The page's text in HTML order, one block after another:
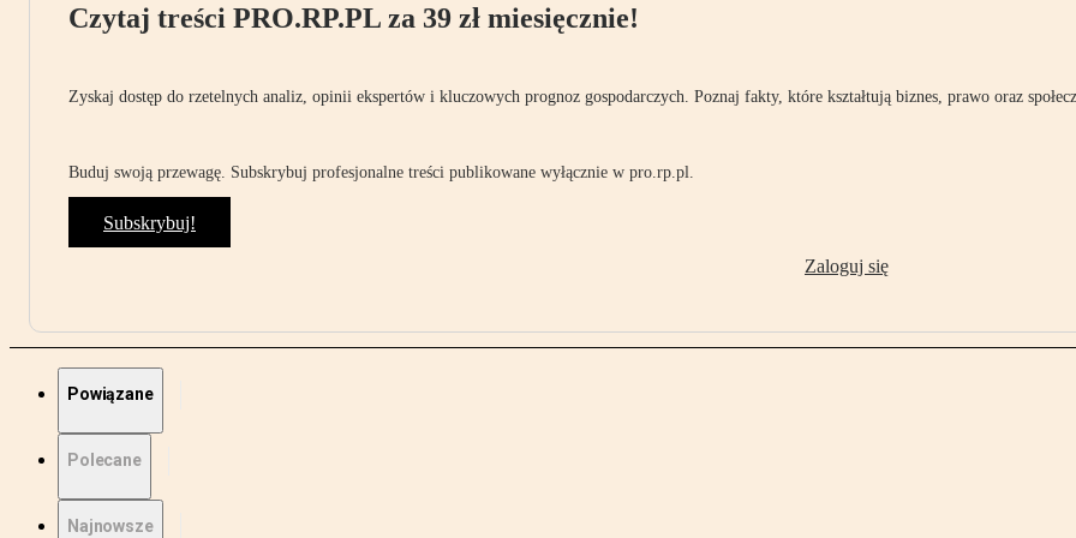
Czytaj treści PRO.RP.PL za 39 zł miesięcznie!
Zyskaj dostęp do rzetelnych analiz, opinii ekspertów i kluczowych prognoz gospodarczych. Poznaj fakty, które kształtują biznes, prawo oraz
Buduj swoją przewagę. Subskrybuj profesjonalne treści publikowane wyłącznie w pro.rp.pl.
Subskrybuj!
Zaloguj się
Powiązane
Polecane
Najnowsze